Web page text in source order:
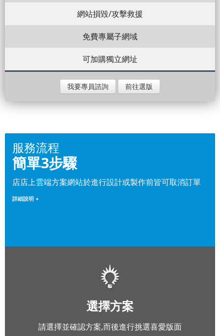
網站損毀/攻擊救援
免費專屬子網域
可加購獨立網址
我要專員諮詢 前往選版
服務流程
簡單3步驟
店店上雲端方案網站於進行設計或製作前皆可取消訂單
詳細說明 +
選擇方案
請選擇並確認方案,而後進行挑選喜愛版面